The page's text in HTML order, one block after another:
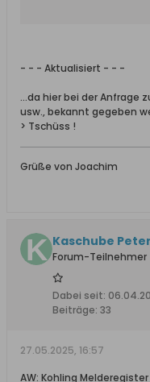
- - - Aktualisiert - - -
...da hier bei der Anfrage
usw., bekannt gegeben
> Tschüss !
Grüße von Joachim
Kaschube Peter
Forum-Teilnehmer
Dabei seit:
Beiträge: 33
27.05.2025, 16:57
AW: Kohling Melderegister